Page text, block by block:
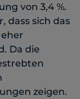
von 3,4 %.
dass sich das
Da die
zeigen.